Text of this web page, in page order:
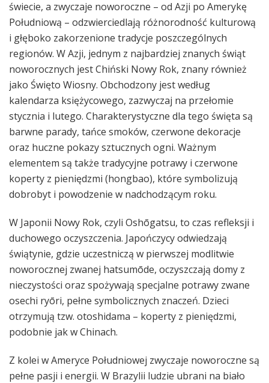
świecie, a zwyczaje noworoczne – od Azji po Amerykę
Południową – odzwierciedlają różnorodność kulturową
i głęboko zakorzenione tradycje poszczególnych
regionów. W Azji, jednym z najbardziej znanych świąt
noworocznych jest Chiński Nowy Rok, znany również
jako Święto Wiosny. Obchodzony jest według
kalendarza księżycowego, zazwyczaj na przełomie
stycznia i lutego. Charakterystyczne dla tego święta są
barwne parady, tańce smoków, czerwone dekoracje
oraz huczne pokazy sztucznych ogni. Ważnym
elementem są także tradycyjne potrawy i czerwone
koperty z pieniędzmi (hongbao), które symbolizują
dobrobyt i powodzenie w nadchodzącym roku.
W Japonii Nowy Rok, czyli Oshōgatsu, to czas refleksji i
duchowego oczyszczenia. Japończycy odwiedzają
świątynie, gdzie uczestniczą w pierwszej modlitwie
noworocznej zwanej hatsumōde, oczyszczają domy z
nieczystości oraz spożywają specjalne potrawy zwane
osechi ryōri, pełne symbolicznych znaczeń. Dzieci
otrzymują tzw. otoshidama – koperty z pieniędzmi,
podobnie jak w Chinach.
Z kolei w Ameryce Południowej zwyczaje noworoczne są
pełne pasji i energii. W Brazylii ludzie ubrani na biało